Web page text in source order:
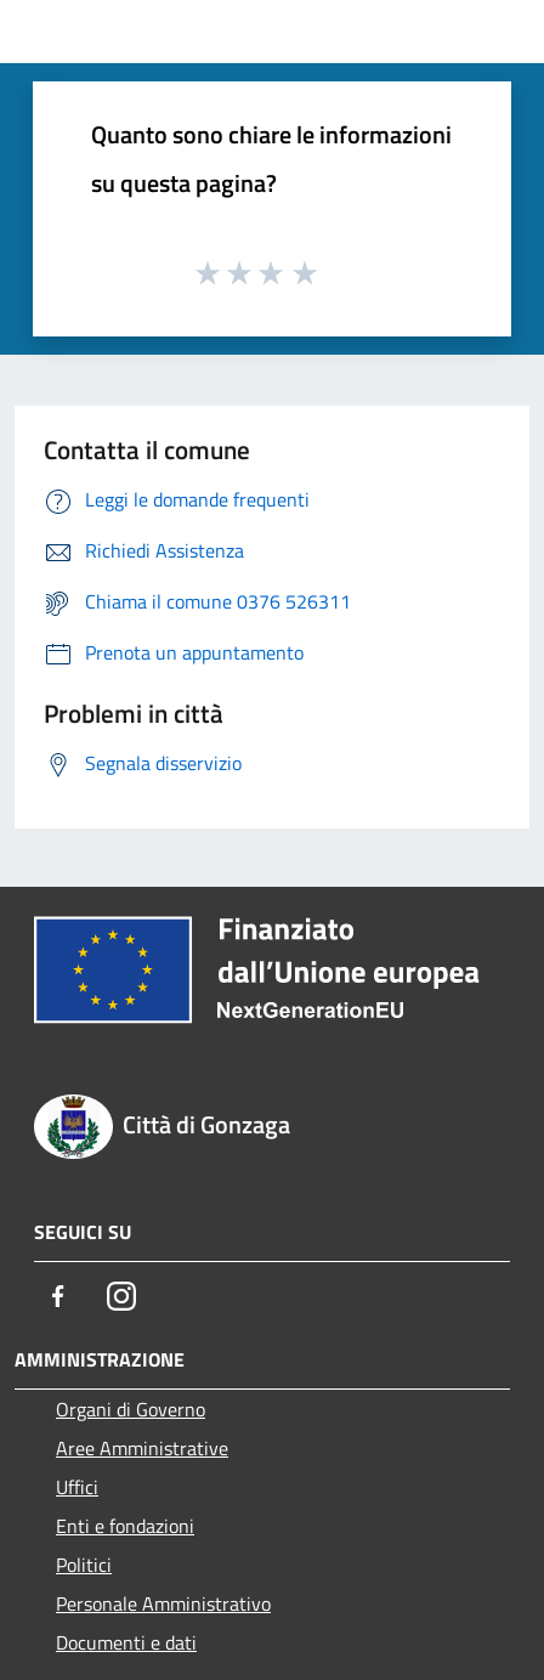
Quanto sono chiare le informazioni
su questa pagina?
Contatta il comune
Leggi le domande frequenti
Richiedi Assistenza
Chiama il comune 0376 526311
Prenota un appuntamento
Problemi in città
Segnala disservizio
Città di Gonzaga
SEGUICI SU
FacebookInstagram
AMMINISTRAZIONE
Organi di Governo
Aree Amministrative
Uffici
Enti e fondazioni
Politici
Personale Amministrativo
Documenti e dati